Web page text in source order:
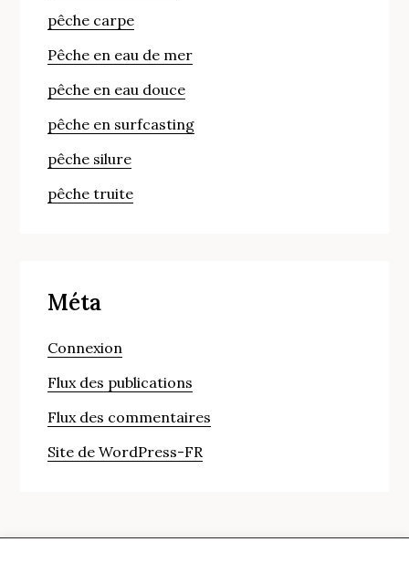
pêche carpe
Pêche en eau de mer
pêche en eau douce
pêche en surfcasting
pêche silure
pêche truite
Méta
Connexion
Flux des publications
Flux des commentaires
Site de WordPress-FR